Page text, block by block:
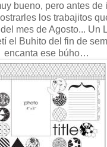
bueno, pero antes de
los trabajitos
del mes de Agosto... Un
el Buhito del fin de
encanta ese búho…